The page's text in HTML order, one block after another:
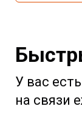
У вас
на связи